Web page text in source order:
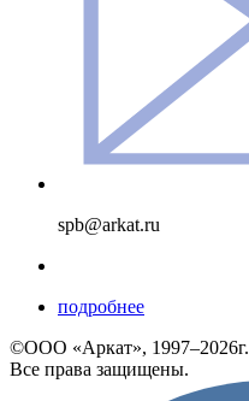
spb@arkat.ru
подробнее
©ООО «Аркат», 1997–2026г.
Все права защищены.